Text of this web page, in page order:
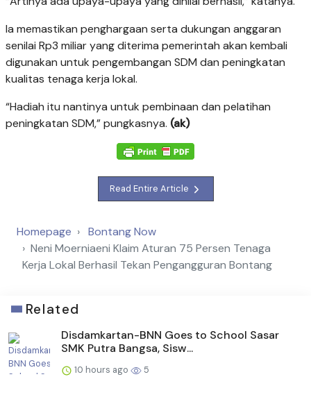
Ia memastikan penghargaan serta dukungan anggaran
senilai Rp3 miliar yang diterima pemerintah akan kembali
digunakan untuk pengembangan SDM dan peningkatan
kualitas tenaga kerja lokal.
“Hadiah itu nantinya untuk pembinaan dan pelatihan
peningkatan SDM,” pungkasnya. (ak)
Read Entire Article
Homepage
Bontang Now
Neni Moerniaeni Klaim Aturan 75 Persen Tenaga
Kerja Lokal Berhasil Tekan Pengangguran Bontang
Related
Disdamkartan-BNN Goes to School Sasar
SMK Putra Bangsa, Sisw...
10 hours ago 5